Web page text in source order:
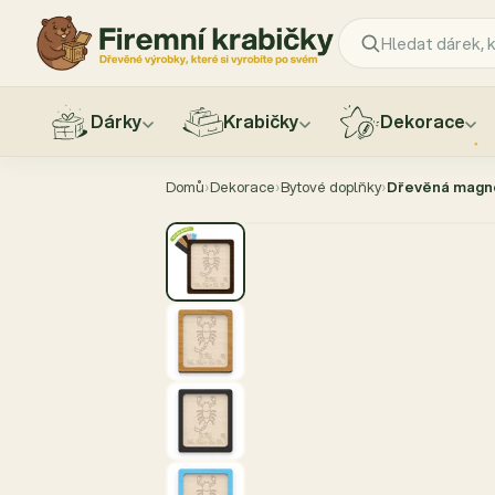
Dárky Krabičky Dekorace
Domů›Dekorace›Bytové doplňky›Dřevěná